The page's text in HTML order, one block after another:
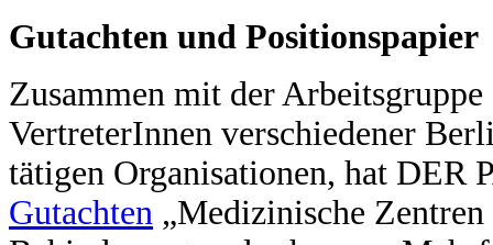
Gutachten und Positionspapier
Zusammen mit der
VertreterInnen verschiedener
tätigen Organisationen, hat
Gutachten „Medizinische